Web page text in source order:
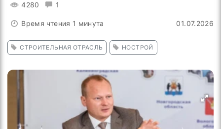
4280 1
Время чтения 1 минута 01.07.2026
СТРОИТЕЛЬНАЯ ОТРАСЛЬ НОСТРОЙ